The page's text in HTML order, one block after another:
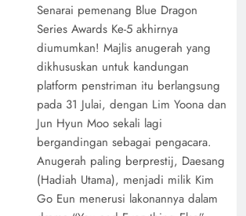
Senarai pemenang Blue Dragon
Series Awards Ke-5 akhirnya
diumumkan! Majlis anugerah yang
dikhususkan untuk kandungan
platform penstriman itu berlangsung
pada 31 Julai, dengan Lim Yoona dan
Jun Hyun Moo sekali lagi
bergandingan sebagai pengacara.
Anugerah paling berprestij, Daesang
(Hadiah Utama), menjadi milik Kim
Go Eun menerusi lakonannya dalam